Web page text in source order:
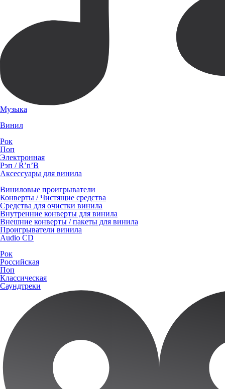
Музыка
Винил
Рок
Поп
Электронная
Рэп / R’n’B
Аксессуары для винила
Виниловые проигрыватели
Конверты / Чистящие средства
Средства для очистки винила
Внутренние конверты для винила
Внешние конверты / пакеты для винила
Проигрыватели винила
Audio CD
Рок
Российская
Поп
Классическая
Саундтреки